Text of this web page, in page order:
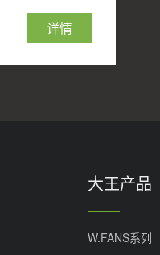
详情
大王产品
W.FANS系列